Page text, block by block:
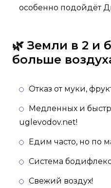
особенно подойдёт
🌿 Земли в 2 и
больше
Отказ от муки,
Медленных и
uglevodov.net!
Едим часто, но по
Система
Cвежий воздух!